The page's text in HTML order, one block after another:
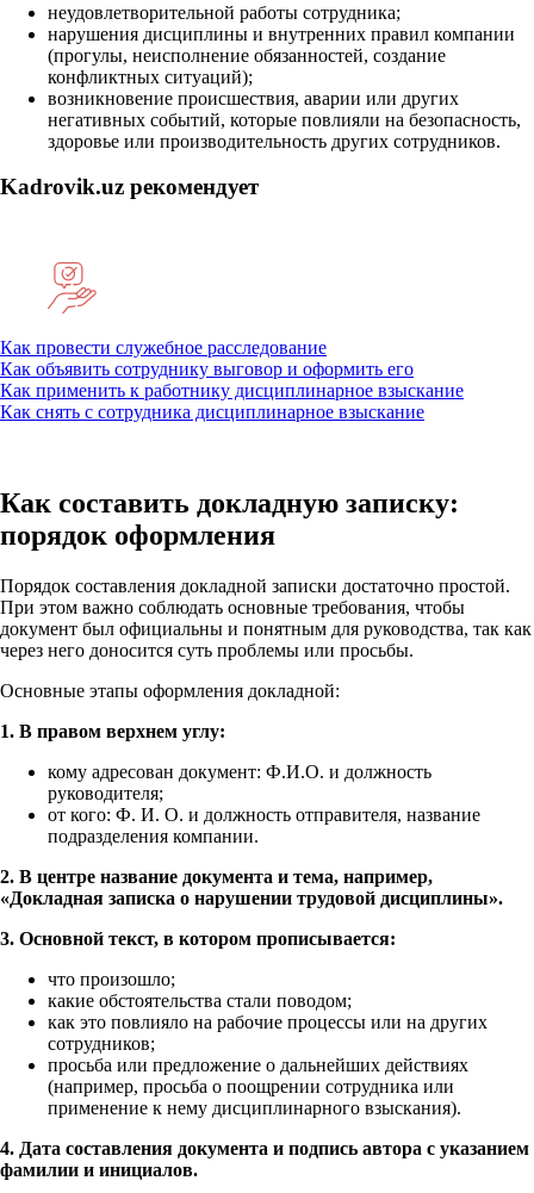
неудовлетворительной работы сотрудника;
нарушения дисциплины и внутренних правил компании
(прогулы, неисполнение обязанностей, создание
конфликтных ситуаций);
возникновение происшествия, аварии или других
негативных событий, которые повлияли на безопасность,
здоровье или производительность других сотрудников.
Kadrovik.uz рекомендует
Как провести служебное расследование
Как объявить сотруднику выговор и оформить его
Как применить к работнику дисциплинарное взыскание
Как снять с сотрудника дисциплинарное взыскание
Как составить докладную записку:
порядок оформления
Порядок составления докладной записки достаточно простой.
При этом важно соблюдать основные требования, чтобы
документ был официальны и понятным для руководства, так как
через него доносится суть проблемы или просьбы.
Основные этапы оформления докладной:
1. В правом верхнем углу:
кому адресован документ: Ф.И.О. и должность
руководителя;
от кого: Ф. И. О. и должность отправителя, название
подразделения компании.
2. В центре название документа и тема, например,
«Докладная записка о нарушении трудовой дисциплины».
3. Основной текст, в котором прописывается:
что произошло;
какие обстоятельства стали поводом;
как это повлияло на рабочие процессы или на других
сотрудников;
просьба или предложение о дальнейших действиях
(например, просьба о поощрении сотрудника или
применение к нему дисциплинарного взыскания).
4. Дата составления документа и подпись автора с указанием
фамилии и инициалов.